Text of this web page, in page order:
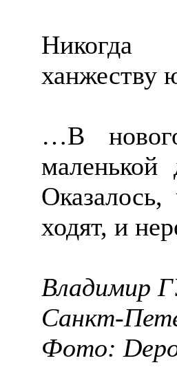
Никогда
ханжеству
…В
маленькой
ходят, и
Владимир
Санкт-
Фото: